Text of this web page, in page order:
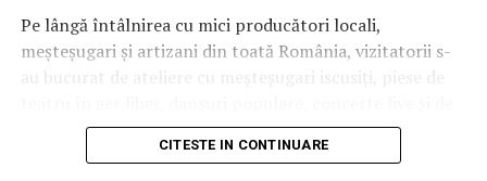
împreună cu echipa client la fiecare nou șantier.
Modelul livrat reprezintă varianta compactă din gama UZINEX
centrale fotovoltaice mobile , dimensionată pentru
Pe lângă întâlnirea cu mici producători locali,
meșteșugari și artizani din toată România, vizitatorii s-
au bucurat de ateliere cu meșteșugari iscusiți, piese de
o intervenție surpriză aGrupului Vocal SONG. Pe scena
celei de-a patra ediții a festivaluluiSuflet de România
CITESTE IN CONTINUARE